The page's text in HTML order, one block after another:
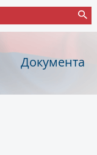
Документа